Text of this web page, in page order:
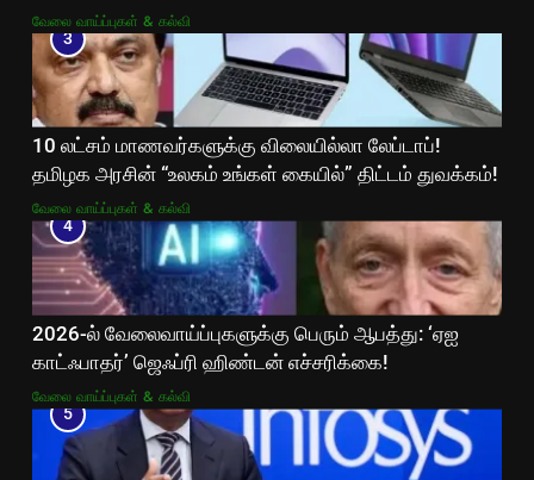
இளைஞரின் வைரல் கதை!
வேலை வாய்ப்புகள் & கல்வி
3
10 லட்சம் மாணவர்களுக்கு விலையில்லா லேப்டாப்!
தமிழக அரசின் “உலகம் உங்கள் கையில்” திட்டம் துவக்கம்!
வேலை வாய்ப்புகள் & கல்வி
4
2026-ல் வேலைவாய்ப்புகளுக்கு பெரும் ஆபத்து: ‘ஏஐ
காட்ஃபாதர்’ ஜெஃப்ரி ஹிண்டன் எச்சரிக்கை!
வேலை வாய்ப்புகள் & கல்வி
5